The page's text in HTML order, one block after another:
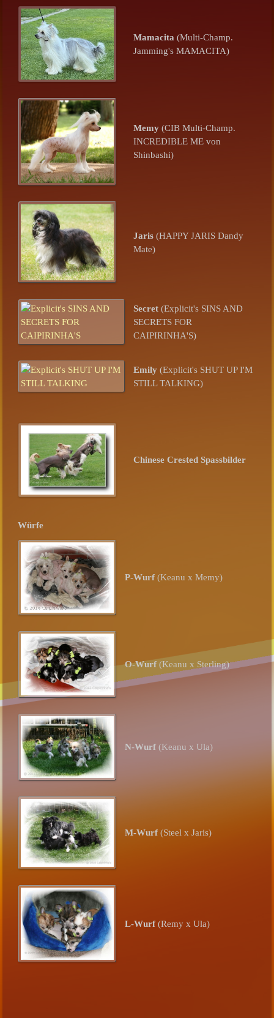
Mamacita (Multi-Champ.
Jamming's MAMACITA)
Memy (CIB Multi-Champ.
INCREDIBLE ME von
Shinbashi)
Jaris (HAPPY JARIS Dandy
Mate)
Secret (Explicit's SINS AND
SECRETS FOR
CAIPIRINHA'S)
Emily (Explicit's SHUT UP I'M
STILL TALKING)
Chinese Crested Spassbilder
Würfe
P-Wurf (Keanu x Memy)
O-Wurf (Keanu x Sterling)
N-Wurf (Keanu x Ula)
M-Wurf(Steel x Jaris)
L-Wurf (Remy x Ula)